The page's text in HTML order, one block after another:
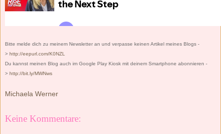
Bitte melde dich zu meinem Newsletter an und verpasse keinen Artikel meines Blogs -
> http://eepurl.com/K0NZL
Du kannst meinen Blog auch im Google Play Kiosk mit deinem Smartphone abonnieren -
> http://bit.ly/MWNws
Michaela Werner
Keine Kommentare: